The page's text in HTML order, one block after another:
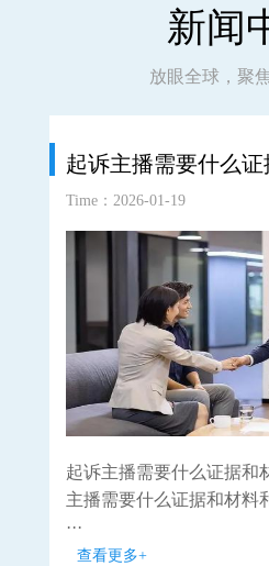
新闻
放眼全球，聚
起诉主播需要什么
Time：2026-01-19
起诉主播需要什么证据和
主播需要什么证据和材料
···
查看更多+